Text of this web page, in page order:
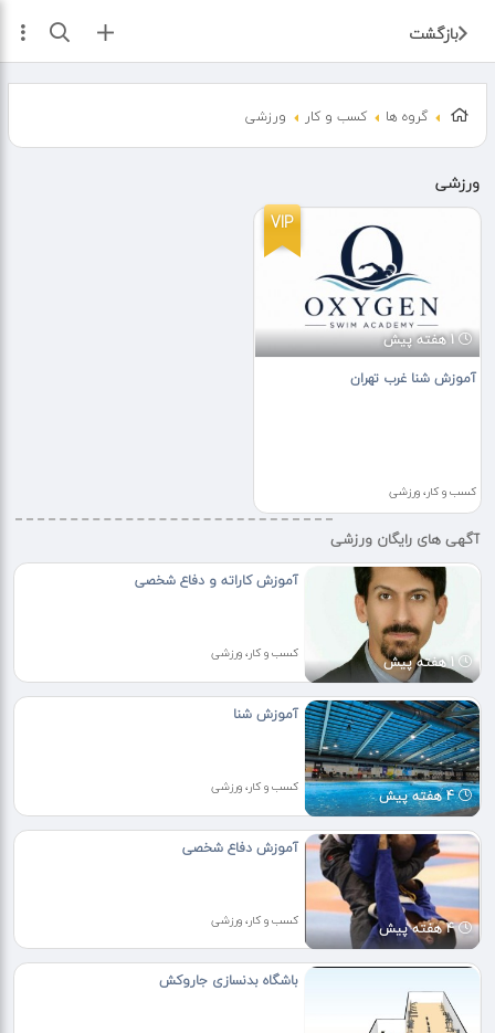
بازگشت ثبت آگهی
گروه ها کسب و کار ورزشی
ورزشی
VIP
1 هفته پیش
آموزش شنا غرب تهران
کسب و کار، ورزشی
آگهی های رایگان ورزشی
1 هفته پیش
آموزش کاراته و دفاع شخصی
کسب و کار، ورزشی
4 هفته پیش
آموزش شنا
کسب و کار، ورزشی
4 هفته پیش
آموزش دفاع شخصی
کسب و کار، ورزشی
باشگاه بدنسازی جاروکش